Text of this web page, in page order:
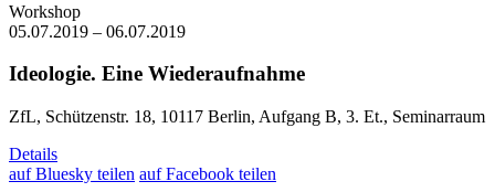
Workshop
05.07.2019 – 06.07.2019
Ideologie. Eine Wiederaufnahme
ZfL, Schützenstr. 18, 10117 Berlin, Aufgang B, 3. Et., Seminarraum
Details
auf Bluesky teilen auf Facebook teilen